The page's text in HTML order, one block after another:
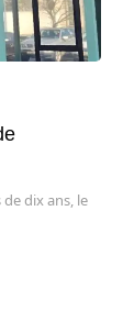
dix ans, le